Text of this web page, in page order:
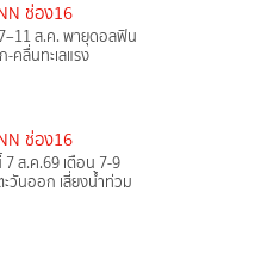
ช่อง16
ส.ค. พายุดอลฟิน
คลื่นทะเลแรง
ช่อง16
ส.ค.69 เตือน 7-9
วันออก เสี่ยงน้ำท่วม